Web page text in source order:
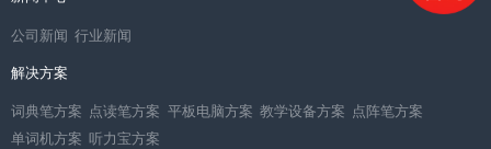
公司新闻 行业新闻
解决方案
词典笔方案 点读笔方案 平板电脑方案 教学设备方案 点阵笔方案
单词机方案 听力宝方案